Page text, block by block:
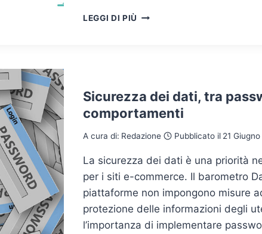
LEGGI DI PIÙ CONFERMARE
SICURO
Sicurezza dei dati, tra
comportamenti
A cura di: Redazione Pubblicato il 21
La sicurezza dei dati è una priorità
per i siti e-commerce. Il barometro
piattaforme non impongono misure
protezione delle informazioni degli
l’importanza di implementare